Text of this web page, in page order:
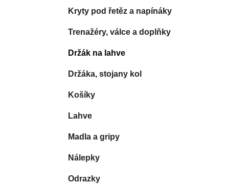
Kryty pod řetěz a napínáky
Trenažéry, válce a doplňky
Držák na lahve
Držáka, stojany kol
Košíky
Lahve
Madla a gripy
Nálepky
Odrazky